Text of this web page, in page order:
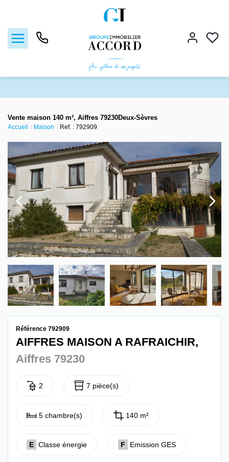
Locations
Estimation
Gestion locative
Nos agences
Contact
Vente maison 140 m², Aiffres 79230Deux-Sèvres
Accueil Maison Ref. : 792909
Référence 792909
AIFFRES MAISON A RAFRAICHIR,
Aiffres 79230
2 7 pièce(s)
5 chambre(s) 140 m²
E Classe énergie F Emission GES